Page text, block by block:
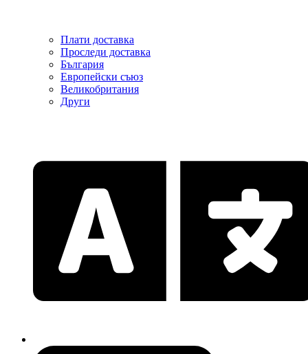
Плати доставка
Проследи доставка
България
Европейски съюз
Великобритания
Други